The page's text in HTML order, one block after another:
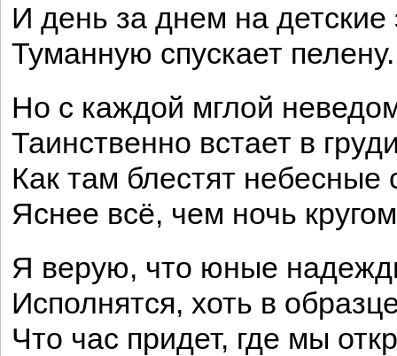
И день за днем на
Туманную спускает пелену.
Но с каждой мглой
Таинственно встает в
Как там блестят небесные
Яснее всё, чем ночь
Я верую, что юные
Исполнятся, хоть в
Что час придет, где мы